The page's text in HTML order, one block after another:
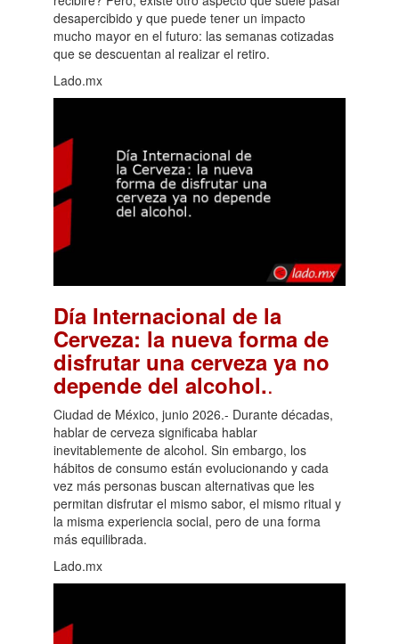
desapercibido y que puede tener un impacto
mucho mayor en el futuro: las semanas cotizadas
que se descuentan al realizar el retiro.
Lado.mx
Día Internacional de la
Cerveza: la nueva forma de
disfrutar una cerveza ya no
depende del alcohol..
Ciudad de México, junio 2026.- Durante décadas,
hablar de cerveza significaba hablar
inevitablemente de alcohol. Sin embargo, los
hábitos de consumo están evolucionando y cada
vez más personas buscan alternativas que les
permitan disfrutar el mismo sabor, el mismo ritual y
la misma experiencia social, pero de una forma
más equilibrada.
Lado.mx